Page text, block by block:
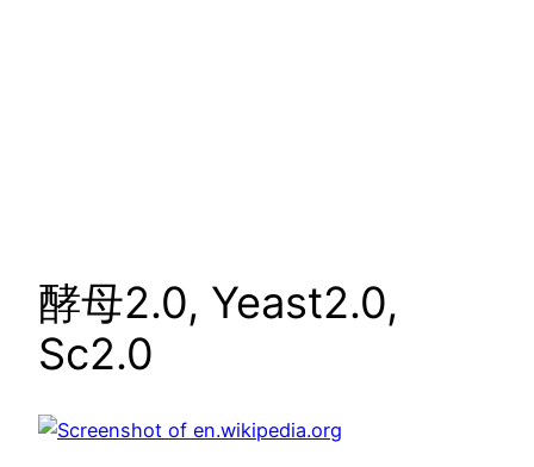
酵母2.0, Yeast2.0,
Sc2.0